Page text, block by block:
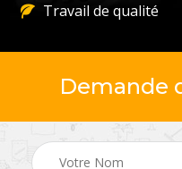
Travail de qualité
Demande